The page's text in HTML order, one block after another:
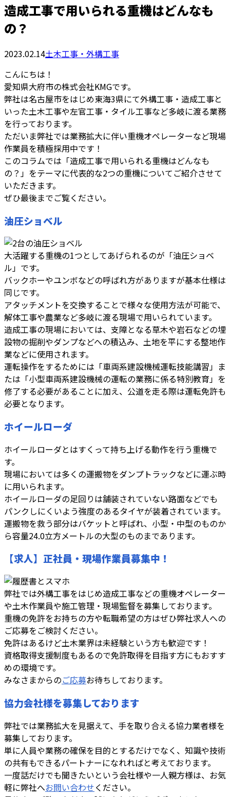
造成工事で用いられる重機はどんなも
の？
2023.02.14土木工事・外構工事
こんにちは！
愛知県大府市の株式会社KMGです。
弊社は名古屋市をはじめ東海3県にて外構工事・造成工事と
いった土木工事や左官工事・タイル工事など多岐に渡る業務
を行っております。
ただいま弊社では業務拡大に伴い重機オペレーターなど現場
作業員を積極採用中です！
このコラムでは「造成工事で用いられる重機はどんなも
の？」をテーマに代表的な2つの重機についてご紹介させて
いただきます。
ぜひ最後までご覧ください。
油圧ショベル
大活躍する重機の1つとしてあげられるのが「油圧ショベ
ル」です。
バックホーやユンボなどの呼ばれ方がありますが基本仕様は
同じです。
アタッチメントを交換することで様々な使用方法が可能で、
解体工事や農業など多岐に渡る現場で用いられています。
造成工事の現場においては、支障となる草木や岩石などの埋
設物の掘削やダンプなどへの積込み、土地を平にする整地作
業などに使用されます。
運転操作をするためには「車両系建設機械運転技能講習」ま
たは「小型車両系建設機械の運転の業務に係る特別教育」を
修了する必要があることに加え、公道を走る際は運転免許も
必要となります。
ホイールローダ
ホイールローダとはすくって持ち上げる動作を行う重機で
す。
現場においては多くの運搬物をダンプトラックなどに運ぶ時
に用いられます。
ホイールローダの足回りは舗装されていない路面などでも
パンクしにくいよう強度のあるタイヤが装着されています。
運搬物を救う部分はバケットと呼ばれ、小型・中型のものか
ら容量24.0立方メートルの大型のものまであります。
【求人】正社員・現場作業員募集中！
弊社では外構工事をはじめ造成工事などの重機オペレーター
や土木作業員や施工管理・現場監督を募集しております。
重機の免許をお持ちの方や転職希望の方はぜひ弊社求人への
ご応募をご検討ください。
免許はあるけど土木業界は未経験という方も歓迎です！
資格取得支援制度もあるので免許取得を目指す方にもおすす
めの環境です。
みなさまからのご応募お待ちしております。
協力会社様を募集しております
弊社では業務拡大を見据えて、手を取り合える協力業者様を
募集しております。
単に人員や業務の確保を目的とするだけでなく、知識や技術
の共有もできるパートナーになれればと考えております。
一度話だけでも聞きたいという会社様や一人親方様は、お気
軽に弊社へお問い合わせください。